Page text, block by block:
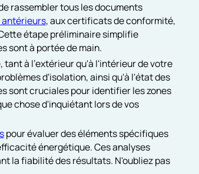
rassembler tous les documents
, aux certificats de conformité,
étape préliminaire simplifie
sont à portée de main.
tant à l'extérieur qu'à l'intérieur de votre
d'isolation, ainsi qu'à l'état des
sont cruciales pour identifier les zones
chose d'inquiétant lors de vos
pour évaluer des éléments spécifiques
énergétique. Ces analyses
la fiabilité des résultats. N'oubliez pas